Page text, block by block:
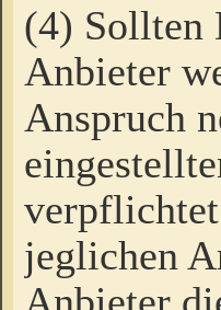
(4) Sollten
Anbieter
Anspruch
jeglichen
Anbieter